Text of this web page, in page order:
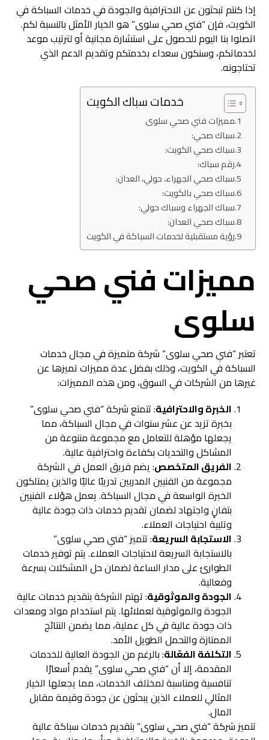
إذا كنتم تبحثون عن الاحترافية والجودة في خدمات السباكة في
الكويت، فإن “فني صحي سلوى” هو الخيار الأمثل بالنسبة لكم.
اتصلوا بنا اليوم للحصول على استشارة مجانية أو لترتيب موعد
لخدماتكم، وسنكون سعداء بخدمتكم وتقديم الدعم الذي
تحتاجونه.
خدمات سباك الكويت
مميزات فني صحي سلوى
سباك صحي:
سباك صحي الكويت:
رقم سباك:
سباك صحي الجهراء، حولي، العدان:
سباك صحي بالكويت:
سباك الجهراء وسباك حولي:
سباك صحي العدان:
رؤية مستقبلية لخدمات السباكة في الكويت
مميزات فني صحي
سلوى
تعتبر “فني صحي سلوى” شركة متميزة في مجال خدمات
السباكة في الكويت، وذلك بفضل عدة مميزات تميزها عن
غيرها من الشركات في السوق، ومن هذه المميزات:
الخبرة والاحترافية: تتمتع شركة “فني صحي سلوى”
بخبرة تزيد عن عشر سنوات في مجال السباكة، مما
يجعلها مؤهلة للتعامل مع مجموعة متنوعة من
المشاكل والتحديات بكفاءة واحترافية عالية.
الفريق المتخصص: يضم فريق العمل في الشركة
مجموعة من الفنيين المدربين تدريبًا عاليًا والذين يمتلكون
الخبرة الواسعة في مجال السباكة. يعمل هؤلاء الفنيين
بتفانٍ واجتهاد لضمان تقديم خدمات ذات جودة عالية
وتلبية احتياجات العملاء.
الاستجابة السريعة: تتميز “فني صحي سلوى”
بالاستجابة السريعة لاحتياجات العملاء. يتم توفير خدمات
الطوارئ على مدار الساعة لضمان حل المشكلات بسرعة
وفعالية.
الجودة والموثوقية: تهتم الشركة بتقديم خدمات عالية
الجودة والموثوقية لعملائها. يتم استخدام مواد ومعدات
ذات جودة عالية في كل عملية، مما يضمن النتائج
الممتازة والتحمل الطويل الأمد.
التكلفة الفعّالة: بالرغم من الجودة العالية للخدمات
المقدمة، إلا أن “فني صحي سلوى” يقدم أسعارًا
تنافسية ومناسبة لمختلف الخدمات، مما يجعلها الخيار
المثالي للعملاء الذين يبحثون عن جودة وقيمة مقابل
المال.
تتميز شركة “فني صحي سلوى” بتقديم خدمات سباكة عالية